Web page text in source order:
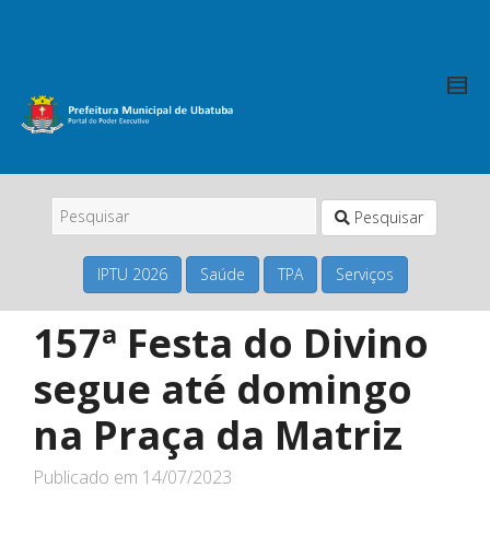
Pesquisar
IPTU 2026 Saúde TPA Serviços
157ª Festa do Divino
segue até domingo
na Praça da Matriz
Publicado em 14/07/2023